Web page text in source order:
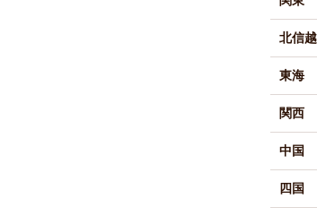
北信越
東海
関西
中国
四国